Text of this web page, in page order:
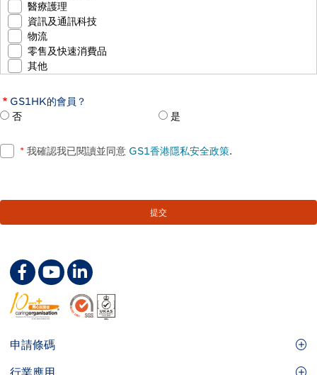
醫療護理
資訊及通訊科技
物流
零售及快速消費品
其他
GS1HK的會員？
否
是
* 我確認我已閱讀並同意 GS1香港隱私安全政策.
Footer
Site
申請條碼
GS1條碼